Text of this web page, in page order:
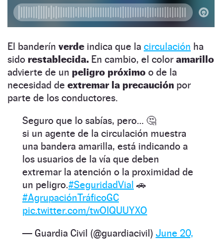
El banderín verde indica que la circulación ha
sido restablecida. En cambio, el color amarillo
advierte de un peligro próximo o de la
necesidad de extremar la precaución por
parte de los conductores.
Seguro que lo sabías, pero… 🤔
si un agente de la circulación muestra
una bandera amarilla, está indicando a
los usuarios de la vía que deben
extremar la atención o la proximidad de
un peligro.#SeguridadVial 🚗
#AgrupaciónTráficoGC
pic.twitter.com/twOIQUUYXO
— Guardia Civil (@guardiacivil) June 20,